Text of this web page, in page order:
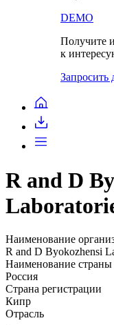
в
Наименование
R and D Byokozhensi
Наименование страны